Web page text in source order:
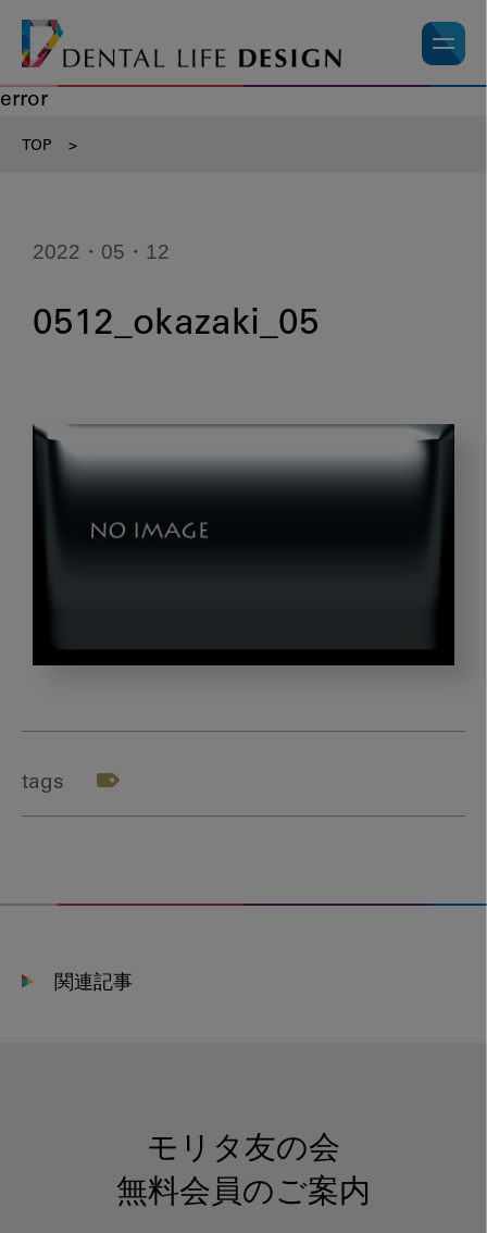
error
TOP >
2022・05・12
0512_okazaki_05
tags
関連記事
モリタ友の会
無料会員のご案内